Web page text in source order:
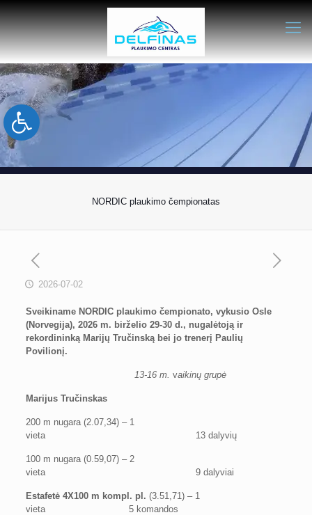
Open toolbar
NORDIC plaukimo čempionatas
2026-07-02
Sveikiname NORDIC plaukimo čempionato, vykusio Osle
(Norvegija), 2026 m. birželio 29-30 d., nugalėtoją ir
rekordininką Marijų Tručinską bei jo trenerį Paulių
Povilionį.
13-16 m. vaikinų grupė
Marijus Tručinskas
200 m nugara (2.07,34) – 1
vieta 13 dalyvių
100 m nugara (0.59,07) – 2
vieta 9 dalyviai
Estafetė 4X100 m kompl. pl. (3.51,71) – 1
vieta 5 komandos